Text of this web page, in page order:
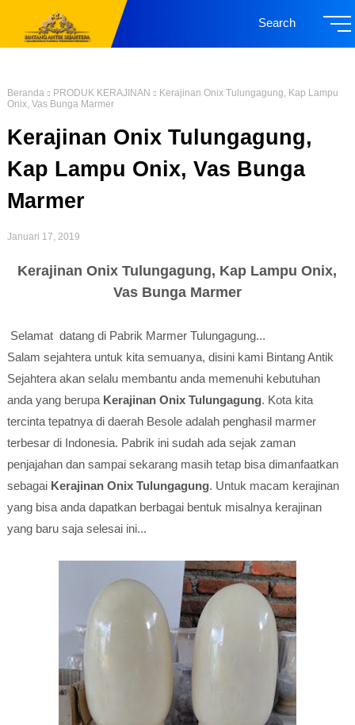
Search
Beranda PRODUK KERAJINAN
Kerajinan Onix Tulungagung, Kap Lampu
Onix, Vas Bunga Marmer
Kerajinan Onix Tulungagung,
Kap Lampu Onix, Vas Bunga
Marmer
Januari 17, 2019
Kerajinan Onix Tulungagung, Kap Lampu Onix,
Vas Bunga Marmer
Selamat datang di Pabrik Marmer Tulungagung...
Salam sejahtera untuk kita semuanya, disini kami Bintang Antik
Sejahtera akan selalu membantu anda memenuhi kebutuhan
anda yang berupa Kerajinan Onix Tulungagung. Kota kita
tercinta tepatnya di daerah Besole adalah penghasil marmer
terbesar di Indonesia. Pabrik ini sudah ada sejak zaman
penjajahan dan sampai sekarang masih tetap bisa dimanfaatkan
sebagai Kerajinan Onix Tulungagung. Untuk macam kerajinan
yang bisa anda dapatkan berbagai bentuk misalnya kerajinan
yang baru saja selesai ini...